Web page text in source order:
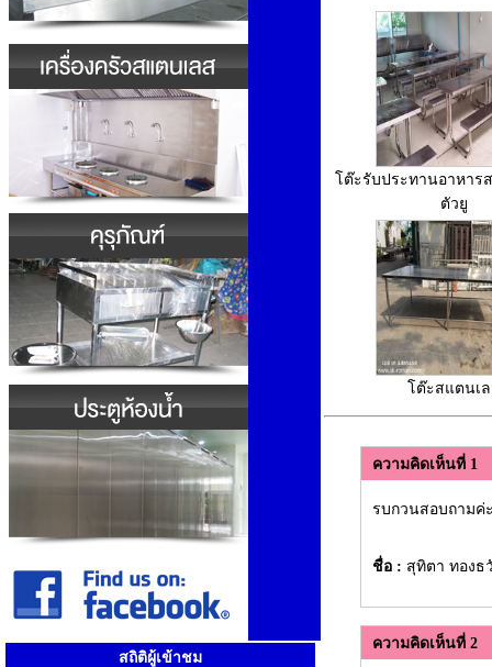
สถิติผู้เข้าชม
โต๊ะรับประทานอาหาร
ตัวยู
โต๊ะสแตนเ
ความคิดเห็นที่ 1
รบกวนสอบถามค่
ชื่อ : สุทิตา ทอง
ความคิดเห็นที่ 2